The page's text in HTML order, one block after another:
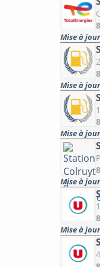
Mise à
Mise à
Mise à
Mise à
Mise à